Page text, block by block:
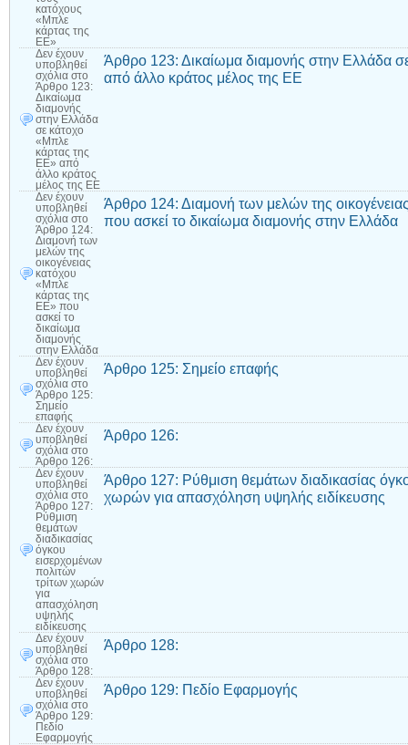
κατόχους
«Μπλε
κάρτας της
ΕΕ»
Δεν έχουν
υποβληθεί
σχόλια στο
Άρθρο 123:
Δικαίωμα
διαμονής
στην Ελλάδα
σε κάτοχο
«Μπλε
κάρτας της
ΕΕ» από
άλλο κράτος
μέλος της ΕΕ
Άρθρο 123: Δικαίωμα διαμονής στην Ελλάδα
από άλλο κράτος μέλος της ΕΕ
Δεν έχουν
υποβληθεί
σχόλια στο
Άρθρο 124:
Διαμονή των
μελών της
οικογένειας
κατόχου
«Μπλε
κάρτας της
ΕΕ» που
ασκεί το
δικαίωμα
διαμονής
στην Ελλάδα
Άρθρο 124: Διαμονή των μελών της
που ασκεί το δικαίωμα διαμονής στην Ελλάδα
Δεν έχουν
υποβληθεί
σχόλια στο
Άρθρο 125:
Σημείο
επαφής
Άρθρο 125: Σημείο επαφής
Δεν έχουν
υποβληθεί
σχόλια στο
Άρθρο 126:
Άρθρο 126:
Δεν έχουν
υποβληθεί
σχόλια στο
Άρθρο 127:
Ρύθμιση
θεμάτων
διαδικασίας
όγκου
εισερχομένων
πολιτών
τρίτων χωρών
για
απασχόληση
υψηλής
ειδίκευσης
Άρθρο 127: Ρύθμιση θεμάτων διαδικασίας
χωρών για απασχόληση υψηλής ειδίκευσης
Δεν έχουν
υποβληθεί
σχόλια στο
Άρθρο 128:
Άρθρο 128:
Δεν έχουν
υποβληθεί
σχόλια στο
Άρθρο 129:
Πεδίο
Εφαρμογής
Άρθρο 129: Πεδίο Εφαρμογής